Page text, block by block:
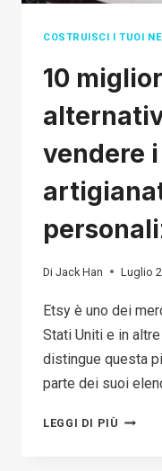
COSTRUISCI I TUOI
10
vendere
Di Jack Han Luglio
Etsy è uno dei
Stati Uniti e in
distingue questa
parte dei suoi
LEGGI DI PIÙ 10